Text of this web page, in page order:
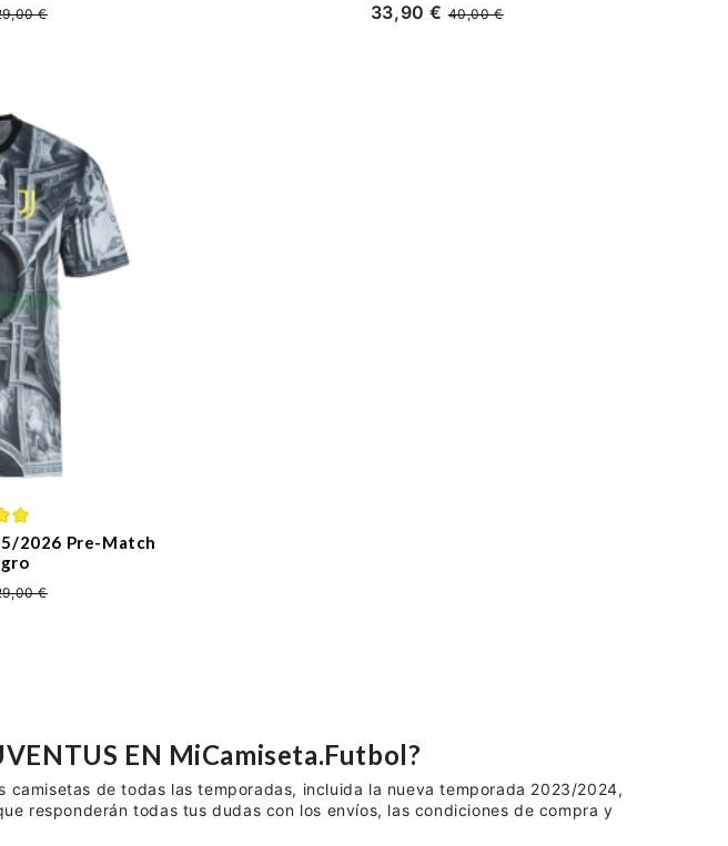
€ 33,90 €40,00 €
2026 Pre-Match
€
EN MiCamiseta.Futbol?
camisetas de todas las temporadas, incluida la nueva temporada 2023/2024,
responderán todas tus dudas con los envíos, las condiciones de compra y